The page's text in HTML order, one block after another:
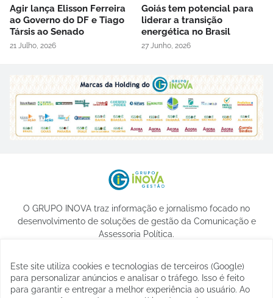
Agir lança Elisson Ferreira
ao Governo do DF e Tiago
Társis ao Senado
21 Julho, 2026
Goiás tem potencial para
liderar a transição
energética no Brasil
27 Junho, 2026
O GRUPO INOVA traz informação e jornalismo focado no
desenvolvimento de soluções de gestão da Comunicação e
Assessoria Política.
Este site utiliza cookies e tecnologias de terceiros (Google)
para personalizar anúncios e analisar o tráfego. Isso é feito
para garantir e entregar a melhor experiência ao usuário. Ao